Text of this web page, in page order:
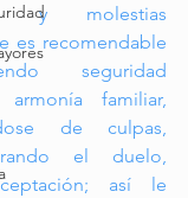
y molestias
es recomendable
seguridad
familiar,
de culpas,
el duelo,
así le